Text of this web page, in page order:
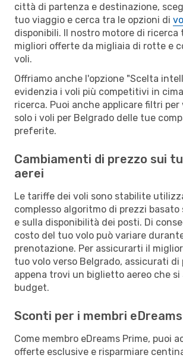
città di partenza e destinazione,
tuo viaggio e cerca tra le opzioni di
disponibili. Il nostro motore di ricerca
migliori offerte da migliaia di rotte e
voli.
Offriamo anche l'opzione "Scelta
evidenzia i voli più competitivi in
ricerca. Puoi anche applicare filtri
solo i voli per Belgrado delle tue
preferite.
Cambiamenti di prezzo sui
aerei
Le tariffe dei voli sono stabilite
complesso algoritmo di prezzi basato
e sulla disponibilità dei posti. Di
costo del tuo volo può variare
prenotazione. Per assicurarti il
tuo volo verso Belgrado, assicurati di
appena trovi un biglietto aereo che
budget.
Sconti per i membri
Come membro eDreams Prime, puoi
offerte esclusive e risparmiare